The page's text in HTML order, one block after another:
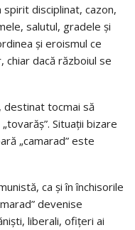
disciplinat, cazon,
salutul, gradele şi
şi eroismul ce
chiar dacă războiul se
destinat tocmai să
Situaţii bizare
„camarad” este
ca şi în închisorile
devenise
liberali, ofiţeri ai